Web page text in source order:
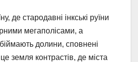
де стародавні інкські руїни
мегаполісами, а
долини, сповнені
земля контрастів, де міста